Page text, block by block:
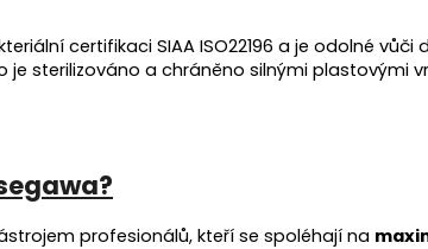
certifikaci SIAA ISO22196 a je odolné vůči
je sterilizováno a chráněno silnými plastovými
profesionálů, kteří se spoléhají na